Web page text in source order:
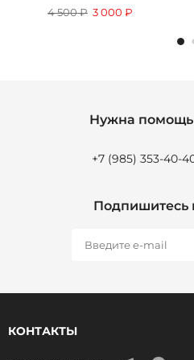
4 500 ₽ 3 000 ₽
Нужна помощь
+7 (985) 353-40-
Подпишитесь
КОНТАКТЫ